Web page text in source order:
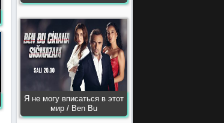
Я не могу вписаться в этот
мир / Ben Bu